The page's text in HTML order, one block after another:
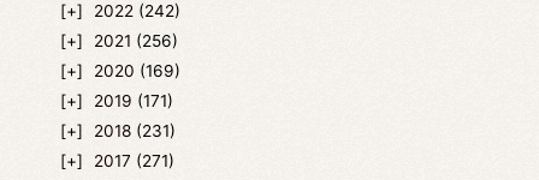
2022 (242)
2021 (256)
2020 (169)
2019 (171)
2018 (231)
2017 (271)